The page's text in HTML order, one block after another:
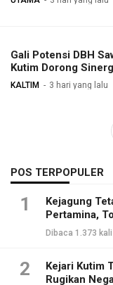
Gali Potensi DBH
Kutim Dorong
KALTIM 3 hari yang lalu
POS TERPOPULER
1
Kejagung
Pertamina,
Dibaca 1.373 kali
2
Kejari Kutim
Rugikan